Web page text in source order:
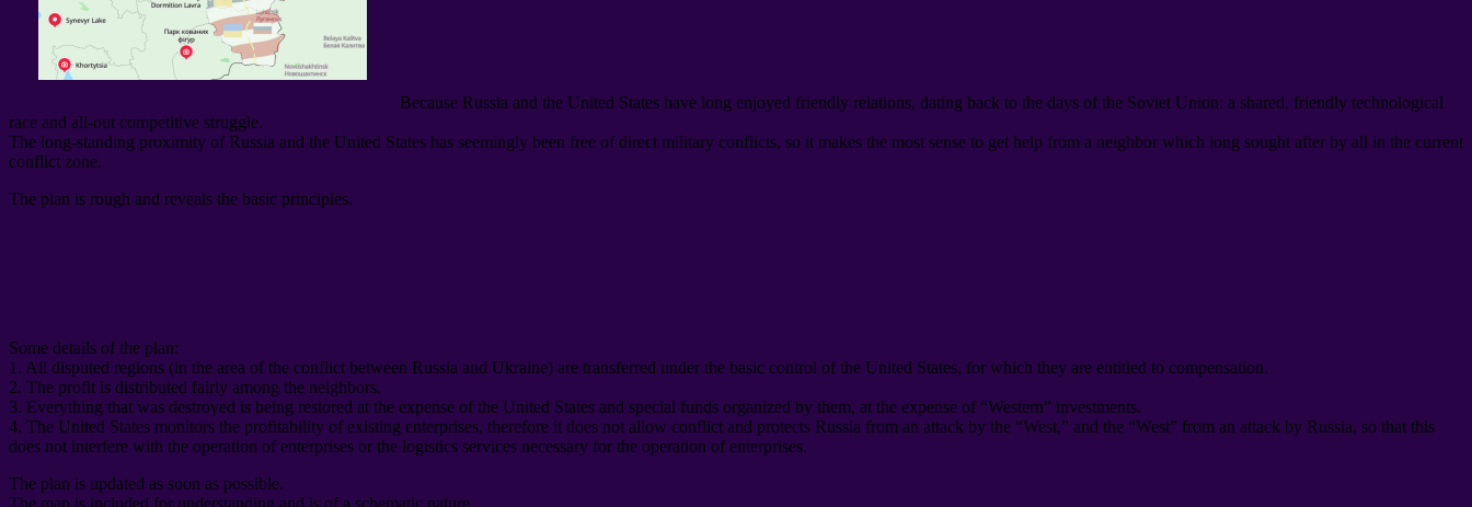
Because Russia and the United States have long enjoyed friendly relations,dating back to the days of the Soviet Union:a shared, friendly technological
race and all-out competitive struggle.
The long-standing proximity of Russia and the United States has seemingly been free of direct military conflicts, so it makes the most sense to get help from a neighbor which long sought after by all in the current
conflict zone.
The plan is rough and reveals the basic principles.
Some details of the plan:
1. All disputed regions (in the area of ​​the conflict between Russia and Ukraine) are transferred under the basic control of the United States, for which they are entitled to compensation.
2. The profit is distributed fairly among the neighbors.
3. Everything that was destroyed is being restored at the expense of the United States and special funds organized by them, at the expense of “Western” investments.
4. The United States monitors the profitability of existing enterprises, therefore it does not allow conflict and protects Russia from an attack by the “West,” and the “West” from an attack by Russia, so that this
does not interfere with the operation of enterprises or the logistics services necessary for the operation of enterprises.
The plan is updated as soon as possible.